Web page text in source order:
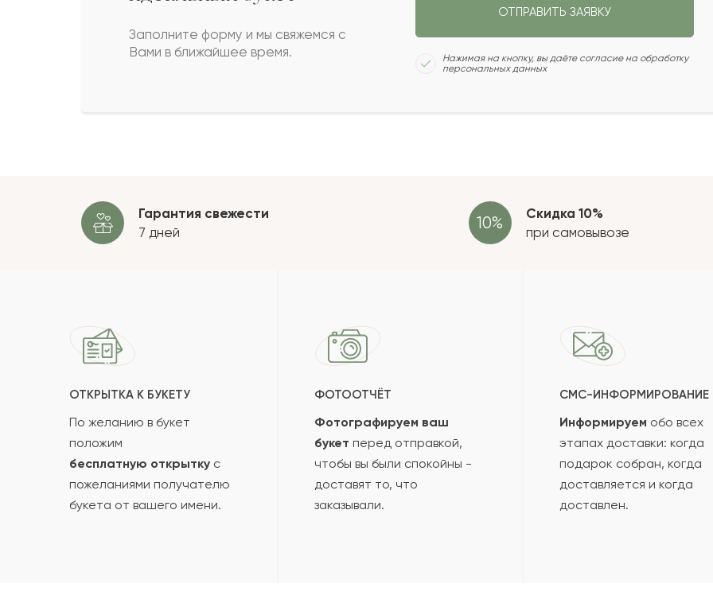
2021-05-25
2021-04-24
Заполните форму и мы свяжемся с
Вами в ближайшее время.
ОТПРАВИТЬ ЗАЯВКУ
Нажимая на кнопку, вы даёте согласие на обработку
персональных данных
Гарантия свежести
7 дней
Скидка 10%
при самовывозе
ОТКРЫТКА К БУКЕТУ
По желанию в букет
положим
бесплатную открытку с
пожеланиями получателю
букета от вашего имени.
ФОТООТЧЁТ
Фотографируем ваш
букет перед отправкой,
чтобы вы были спокойны -
доставят то, что
заказывали.
СМС-ИНФОРМИРОВАНИЕ
Информируем обо всех
этапах доставки: когда
подарок собран, когда
доставляется и когда
доставлен.